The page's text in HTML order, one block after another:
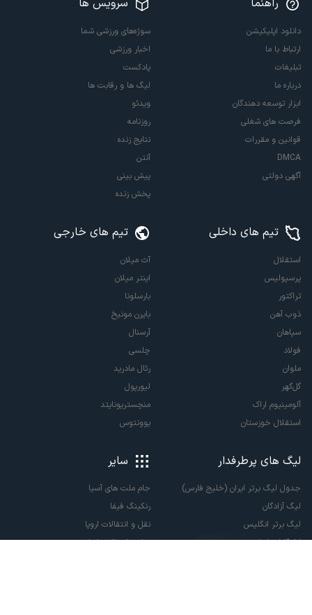
راهنما
دانلود اپلیکیشن
ارتباط با ما
تبلیغات
درباره ما
ابزار توسعه دهندگان
فرصت های شغلی
قوانین و مقررات
DMCA
آگهی دولتی
سرویس ها
سوژه‌های ورزشی شما
اخبار ورزشی
پادکست
لیگ ها و رقابت ها
ویدئو
روزنامه
نتایج زنده
آنتن
پیش بینی
پخش زنده
تیم های داخلی
استقلال
پرسپولیس
تراکتور
ذوب آهن
سپاهان
فولاد
ملوان
گل‌گهر
آلومینیوم اراک
استقلال خوزستان
تیم های خارجی
آث میلان
اینتر میلان
بارسلونا
بایرن مونیخ
آرسنال
چلسی
رئال مادرید
لیورپول
منچستریونایتد
یوونتوس
لیگ های پرطرفدار
جدول لیگ برتر ایران (خلیج فارس)
لیگ آزادگان
لیگ برتر انگلیس
لالیگا اسپانیا
سایر
جام ملت های آسیا
رنکینگ فیفا
نقل و انتقالات اروپا
نقل و انتقالات ایران